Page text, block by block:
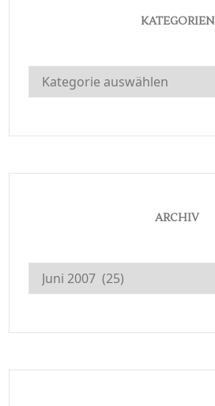
KATEGORIEN
Kategorien
ARCHIV
Archiv